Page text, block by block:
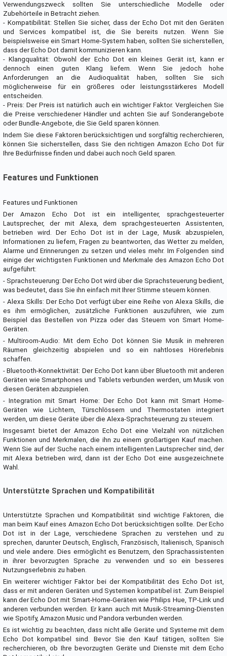
Verwendungszweck sollten Sie unterschiedliche Modelle oder
Zubehörteile in Betracht ziehen.
- Kompatibilität: Stellen Sie sicher, dass der Echo Dot mit den Geräten
und Services kompatibel ist, die Sie bereits nutzen. Wenn Sie
beispielsweise ein Smart Home-System haben, sollten Sie sicherstellen,
dass der Echo Dot damit kommunizieren kann.
- Klangqualität: Obwohl der Echo Dot ein kleines Gerät ist, kann er
dennoch einen guten Klang liefern. Wenn Sie jedoch hohe
Anforderungen an die Audioqualität haben, sollten Sie sich
möglicherweise für ein größeres oder leistungsstärkeres Modell
entscheiden.
- Preis: Der Preis ist natürlich auch ein wichtiger Faktor. Vergleichen Sie
die Preise verschiedener Händler und achten Sie auf Sonderangebote
oder Bundle-Angebote, die Sie Geld sparen können.
Indem Sie diese Faktoren berücksichtigen und sorgfältig recherchieren,
können Sie sicherstellen, dass Sie den richtigen Amazon Echo Dot für
Ihre Bedürfnisse finden und dabei auch noch Geld sparen.
Features und Funktionen
Features und Funktionen
Der Amazon Echo Dot ist ein intelligenter, sprachgesteuerter
Lautsprecher, der mit Alexa, dem sprachgesteuerten Assistenten,
betrieben wird. Der Echo Dot ist in der Lage, Musik abzuspielen,
Informationen zu liefern, Fragen zu beantworten, das Wetter zu melden,
Alarme und Erinnerungen zu setzen und vieles mehr. Im Folgenden sind
einige der wichtigsten Funktionen und Merkmale des Amazon Echo Dot
aufgeführt:
- Sprachsteuerung: Der Echo Dot wird über die Sprachsteuerung bedient,
was bedeutet, dass Sie ihn einfach mit Ihrer Stimme steuern können.
- Alexa Skills: Der Echo Dot verfügt über eine Reihe von Alexa Skills, die
es ihm ermöglichen, zusätzliche Funktionen auszuführen, wie zum
Beispiel das Bestellen von Pizza oder das Steuern von Smart Home-
Geräten.
- Multiroom-Audio: Mit dem Echo Dot können Sie Musik in mehreren
Räumen gleichzeitig abspielen und so ein nahtloses Hörerlebnis
schaffen.
- Bluetooth-Konnektivität: Der Echo Dot kann über Bluetooth mit anderen
Geräten wie Smartphones und Tablets verbunden werden, um Musik von
diesen Geräten abzuspielen.
- Integration mit Smart Home: Der Echo Dot kann mit Smart Home-
Geräten wie Lichtern, Türschlössern und Thermostaten integriert
werden, um diese Geräte über die Alexa-Sprachsteuerung zu steuern.
Insgesamt bietet der Amazon Echo Dot eine Vielzahl von nützlichen
Funktionen und Merkmalen, die ihn zu einem großartigen Kauf machen.
Wenn Sie auf der Suche nach einem intelligenten Lautsprecher sind, der
mit Alexa betrieben wird, dann ist der Echo Dot eine ausgezeichnete
Wahl.
Unterstützte Sprachen und Kompatibilität
Unterstützte Sprachen und Kompatibilität sind wichtige Faktoren, die
man beim Kauf eines Amazon Echo Dot berücksichtigen sollte. Der Echo
Dot ist in der Lage, verschiedene Sprachen zu verstehen und zu
sprechen, darunter Deutsch, Englisch, Französisch, Italienisch, Spanisch
und viele andere. Dies ermöglicht es Benutzern, den Sprachassistenten
in ihrer bevorzugten Sprache zu verwenden und so ein besseres
Nutzungserlebnis zu haben.
Ein weiterer wichtiger Faktor bei der Kompatibilität des Echo Dot ist,
dass er mit anderen Geräten und Systemen kompatibel ist. Zum Beispiel
kann der Echo Dot mit Smart-Home-Geräten wie Philips Hue, TP-Link und
anderen verbunden werden. Er kann auch mit Musik-Streaming-Diensten
wie Spotify, Amazon Music und Pandora verbunden werden.
Es ist wichtig zu beachten, dass nicht alle Geräte und Systeme mit dem
Echo Dot kompatibel sind. Bevor Sie den Kauf tätigen, sollten Sie
recherchieren, ob Ihre bevorzugten Geräte und Dienste mit dem Echo